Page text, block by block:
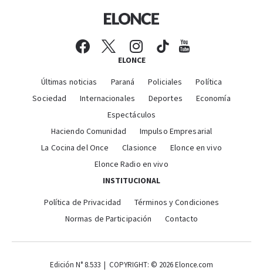
ELONCE
Últimas noticias Paraná Policiales
Política
Sociedad
Internacionales Deportes
Economía
Espectáculos
Haciendo Comunidad
Impulso Empresarial
La Cocina del Once
Clasionce
Elonce en vivo
Elonce Radio en vivo
INSTITUCIONAL
Política de Privacidad
Términos y Condiciones
Normas de Participación
Contacto
Edición N° 8.533 | COPYRIGHT: © 2026 Elonce.com